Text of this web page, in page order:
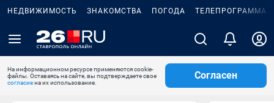
НЕДВИЖИМОСТЬ ЗНАКОМСТВА ПОГОДА ТЕЛЕПРОГРАММА
На информационном ресурсе применяются cookie-
файлы. Оставаясь на сайте, вы подтверждаете свое
согласиена их использование.
Согласен